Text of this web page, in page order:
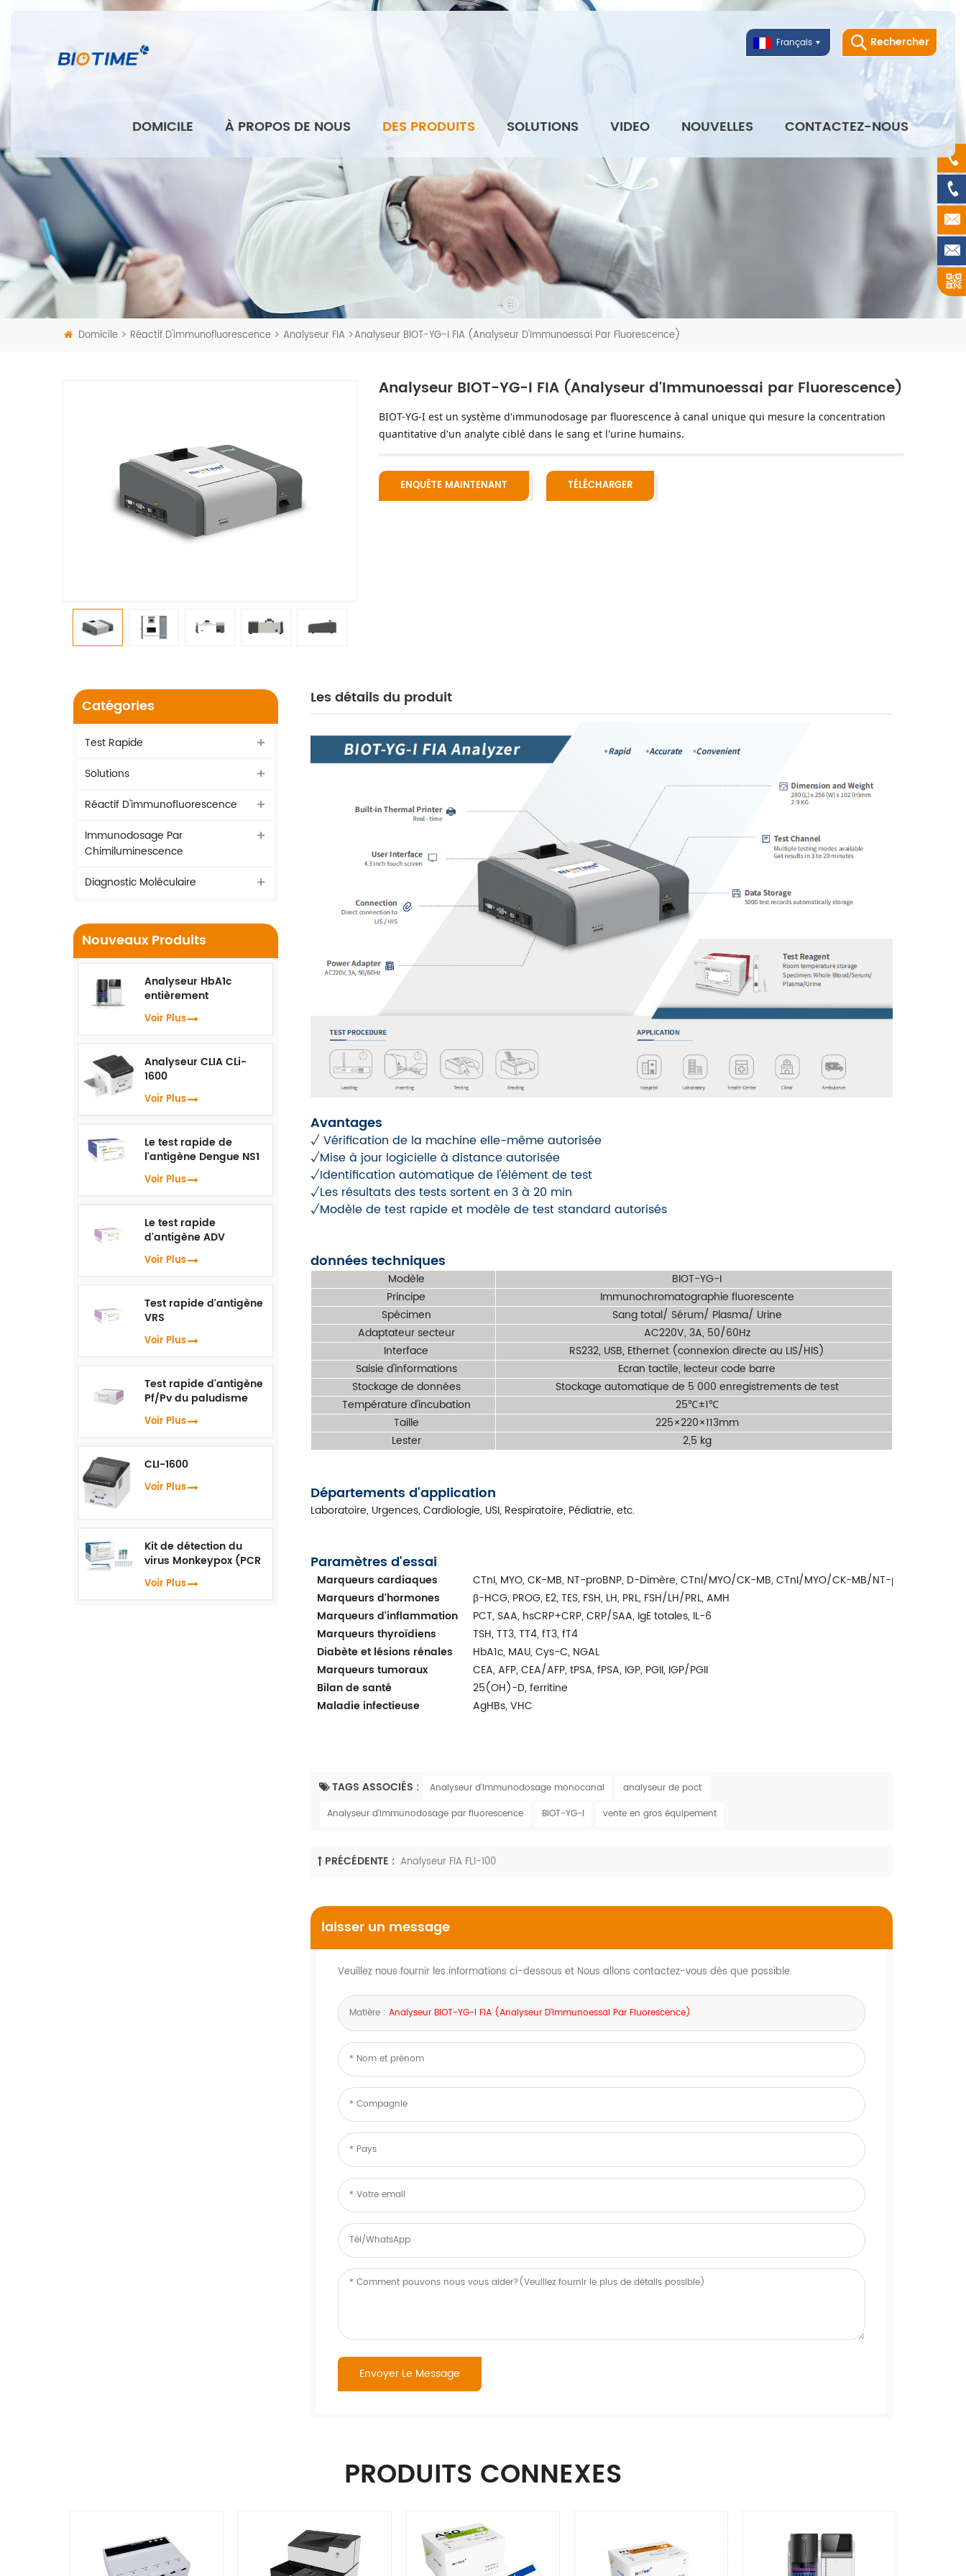
Rechercher
Français
DOMICILE À PROPOS DE NOUS DES PRODUITS SOLUTIONS VIDEO NOUVELLES CONTACTEZ-NOUS
Domicile Réactif D'immunofluorescence Analyseur FIA Analyseur BIOT-YG-I FIA (Analyseur D'Immunoessai Par Fluorescence)
Analyseur BIOT-YG-I FIA (Analyseur d'Immunoessai par Fluorescence)
quantitative d'un analyte ciblé dans le sang et l'urine humains.
ENQUÊTE MAINTENANT TÉLÉCHARGER
Les détails du produit
Avantages
√Vérification de la machine elle-même autorisée
√Mise à jour logicielle à distance autorisée
√Identification automatique de l'élément de test
√Les résultats des tests sortent en 3 à 20 min
√Modèle de test rapide et modèle de test standard autorisés
données techniques
Modèle
BIOT-YG-I
Principe
Immunochromatographie fluorescente
Spécimen
Sang total/ Sérum/ Plasma/ Urine
Adaptateur secteur
AC220V, 3A, 50/60Hz
Interface
RS232, USB, Ethernet (connexion directe au LIS/HIS)
Saisie d'informations
Ecran tactile, lecteur code barre
Stockage de données
Stockage automatique de 5 000 enregistrements de test
Température d'incubation
25℃±1℃
Taille
225×220×113mm
Lester
2,5 kg
Départements d'application
Laboratoire, Urgences, Cardiologie, USI, Respiratoire, Pédiatrie, etc.
Paramètres d'essai
Marqueurs cardiaques
CTnI, MYO, CK-MB, NT-proBNP, D-Dimère, CTnI/MYO/CK-MB, CTnI/MYO/CK-MB/NT-proBNP/D-
Marqueurs d'hormones
β-HCG, PROG, E2, TES, FSH, LH, PRL, FSH/LH/PRL, AMH
Marqueurs d'inflammation
PCT, SAA, hsCRP+CRP, CRP/SAA, IgE totales, IL-6
Marqueurs thyroïdiens
TSH, TT3, TT4, fT3, fT4
Diabète et lésions rénales
HbA1c, MAU, Cys-C, NGAL
Marqueurs tumoraux
CEA, AFP, CEA/AFP, tPSA, fPSA, IGP, PGII, IGP/PGII
Bilan de santé
25(OH)-D, ferritine
Maladie infectieuse
AgHBs, VHC
TAGS ASSOCIÉS : Analyseur d'immunodosage monocanal
analyseur de poct
Analyseur d'immunodosage par fluorescence
BIOT-YG-I vente en gros équipement
PRÉCÉDENTE : Analyseur FIA FLI-100
laisser un message
Veuillez nous fournir les informations ci-dessous et Nous allons contactez-vous dès que possible.
Matière : Analyseur BIOT-YG-I FIA (Analyseur D'Immunoessai Par Fluorescence)
Catégories
Test Rapide
Solutions
Réactif D'immunofluorescence
Immunodosage Par
Chimiluminescence
Diagnostic Moléculaire
Nouveaux Produits
Analyseur HbA1c
entièrement
automatisé HLC-100
Voir Plus
Analyseur CLIA CLi-
1600
Voir Plus
Le test rapide de
l'antigène Dengue NS1
Voir Plus
Le test rapide
d'antigène ADV
Voir Plus
Test rapide d'antigène
VRS
Voir Plus
Test rapide d'antigène
Pf/Pv du paludisme
Voir Plus
CLI-1600
Voir Plus
Kit de détection du
virus Monkeypox (PCR
en temps réel)
Voir Plus
PRODUITS CONNEXES